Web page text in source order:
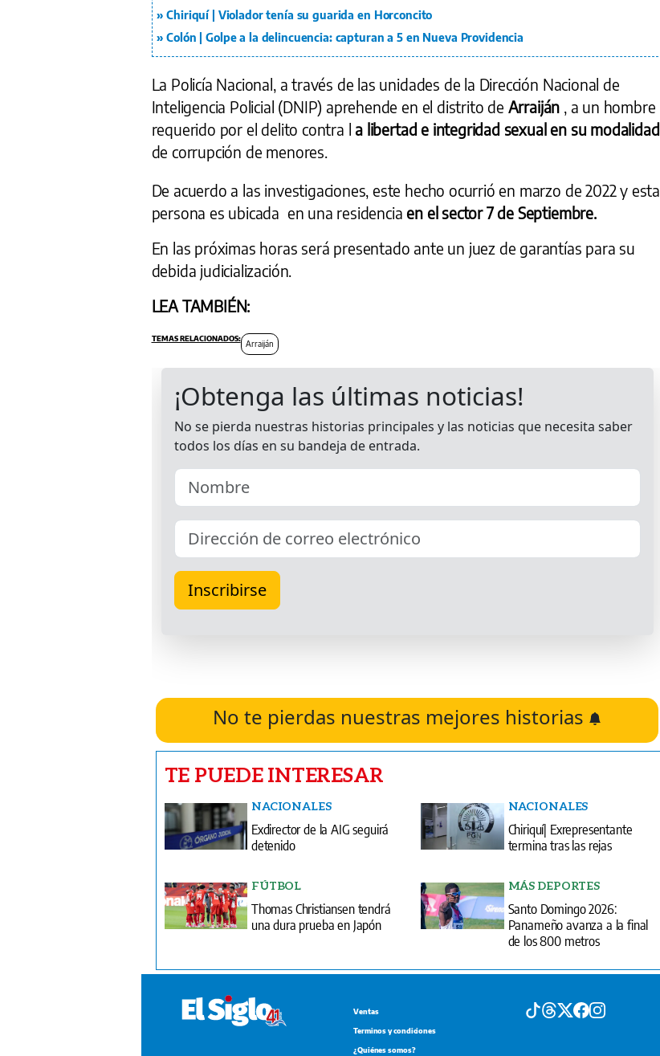
Chiriquí | Violador tenía su guarida en Horconcito
Colón | Golpe a la delincuencia: capturan a 5 en Nueva Providencia
La Policía Nacional, a través de las unidades de la Dirección Nacional de
Inteligencia Policial (DNIP) aprehende en el distrito de Arraiján
, a un hombre
requerido por el delito contra l a libertad e integridad sexual en su modalidad
de corrupción de menores.
De acuerdo a las investigaciones, este hecho ocurrió en marzo de 2022 y esta
persona es ubicada en una residencia en el sector 7 de Septiembre.
En las próximas horas será presentado ante un juez de garantías para su
debida judicialización.
LEA TAMBIÉN:
Arraiján
No te pierdas nuestras mejores historias
TE PUEDE INTERESAR
NACIONALES
Exdirector de la AIG seguirá
detenido
NACIONALES
Chiriquí| Exrepresentante
termina tras las rejas
FÚTBOL
Thomas Christiansen tendrá
una dura prueba en Japón
MÁS DEPORTES
Santo Domingo 2026:
Panameño avanza a la final
de los 800 metros
Ventas
Terminos y condiciones
¿Quiénes somos?